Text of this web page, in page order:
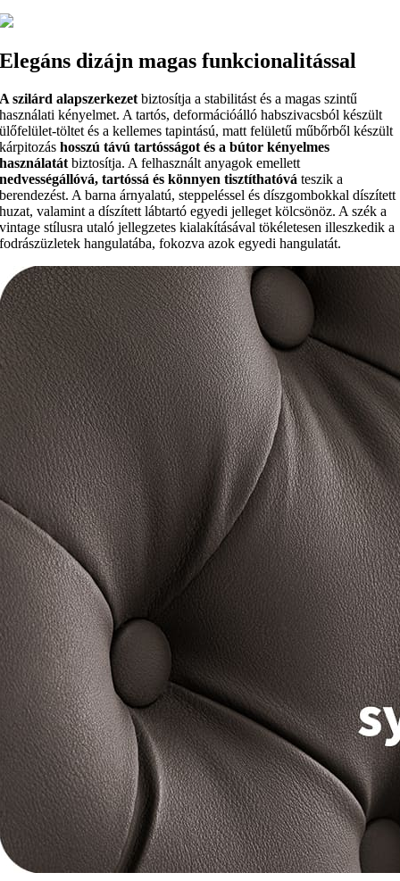
Elegáns dizájn magas funkcionalitással
A szilárd alapszerkezet biztosítja a stabilitást és a magas szintű
használati kényelmet. A tartós, deformációálló habszivacsból készült
ülőfelület-töltet és a kellemes tapintású, matt felületű műbőrből készült
kárpitozáshosszú távú tartósságot és a bútor kényelmes
használatát biztosítja. A felhasznált anyagok emellett
nedvességállóvá, tartóssá és könnyen tisztíthatóvá teszik a
berendezést. A barna árnyalatú, steppeléssel és díszgombokkal díszített
huzat, valamint a díszített lábtartó egyedi jelleget kölcsönöz. A szék a
vintage stílusra utaló jellegzetes kialakításával tökéletesen illeszkedik a
fodrászüzletek hangulatába, fokozva azok egyedi hangulatát.